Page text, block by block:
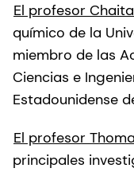
El profesor
químico de la
miembro de las
Ciencias e
Estadounidense
El profesor
principales